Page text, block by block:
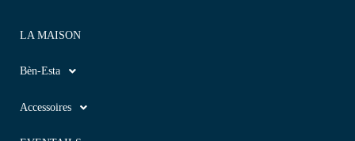
LA MAISON
Bèn-Esta
Accessoires